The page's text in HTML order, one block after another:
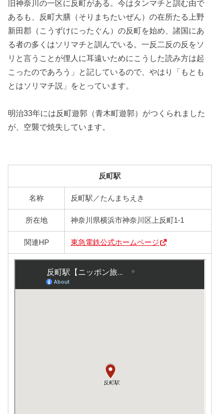
旧神奈川の一区に反町がある。今はタンマチと訓む由で
あるも、反町大膳（そりまちたいぜん）の在所たる上野
新田郡（こうずけにったぐん）の反町を始め、諸国にあ
る者の多くはソリマチと訓んでいる。一反二反の反をソ
リと言うことが俚人に耳遠いためにこうした読み方は起
こったのであろう」と記しているので、やはり「もとも
とはソリマチ説」をとっています。
明治33年には反町遊郭（青木町遊郭）がつくられました
が、空襲で焼失しています。
反町駅
名称 反町駅／たんまちえき
所在地 神奈川県横浜市神奈川区上反町1-1
関連HP 東急電鉄公式ホームページ